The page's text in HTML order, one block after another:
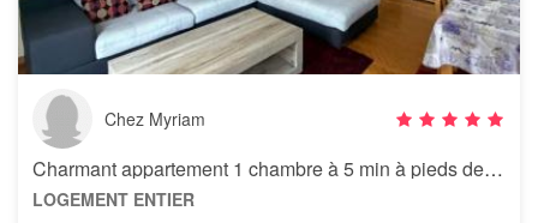
Chez Myriam
Charmant appartement 1 chambre à 5 min à pieds de la gare
LOGEMENT ENTIER